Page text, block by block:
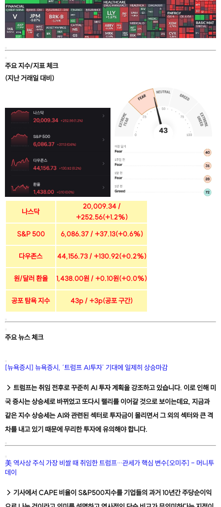
주요 지수/지표 체크
(지난 거래일 대비)
나스닥
20,009.34 /
+252.56(+1.2%)
S&P 500
6,086.37 / +37.13(+0.6%)
다우존스 44,156.73 / +130.92(+0.2%)
원/달러 환율 1,438.00원 / +0.10원(+0.0%)
공포 탐욕 지수 43p / +3p(공포 구간)
주요 뉴스 체크
[뉴욕증시] 뉴욕증시, ‘트럼프 AI투자’ 기대에 일제히 상승마감
→ 트럼프는 취임 전후로 꾸준히 AI 투자 계획을 강조하고 있습니다. 이로 인해 미
국 증시는 상승세로 바뀌었고 또다시 랠리를 이어갈 것으로 보이는데요, 지금과
같은 지수 상승세는 AI와 관련된 섹터로 투자금이 몰리면서 그 외의 섹터와 큰 격
차를 내고 있기 때문에 무리한 투자에 유의해야 합니다.
美 역사상 주식 가장 비쌀 때 취임한 트럼프…관세가 핵심 변수[오미주] - 머니투
데이
→ 기사에서 CAPE 비율이 S&P500지수를 기업들의 과거 10년간 주당순이익